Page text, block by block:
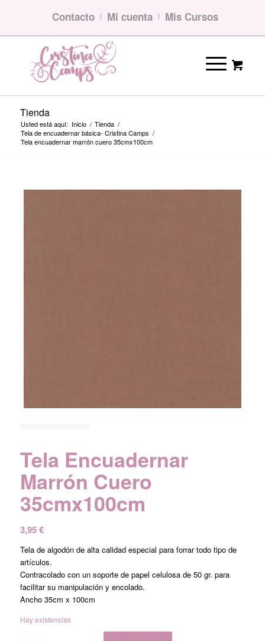
Contacto Mi cuenta Mis Cursos
Tienda
Usted está aquí: Inicio / Tienda /
Tela de encuadernar básica- Cristina Camps /
Tela encuadernar marrón cuero 35cmx100cm
Tela Encuadernar
Marrón Cuero
35cmx100cm
3,95€
Tela de algodón de alta calidad especial para forrar todo tipo de
artículos.
Contracolado con un soporte de papel celulosa de 50 gr. para
facilitar su manipulación y encolado.
Ancho 35cm x 100cm
Hay existencias